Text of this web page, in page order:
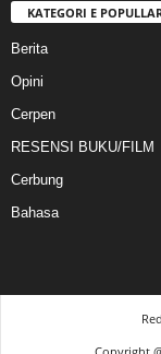
KATEGORI E
Berita
Opini
Cerpen
RESENSI BUKU/FILM
Cerbung
Bahasa